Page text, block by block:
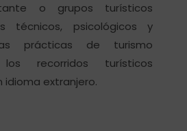
o grupos turísticos
técnicos, psicológicos y
prácticas de turismo
recorridos turísticos
idioma extranjero.